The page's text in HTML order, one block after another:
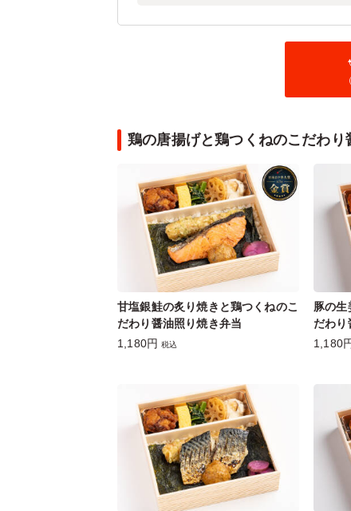
鶏の唐揚げと鶏つくねのこだわ
甘塩銀鮭の炙り焼きと鶏つくねのこ
だわり醤油照り焼き弁当
1,180円 税込
豚の生
だわり
1,180